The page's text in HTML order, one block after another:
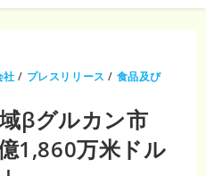
社 / プレスリリース / 食品及び
βグルカン市
1,860万米ドル